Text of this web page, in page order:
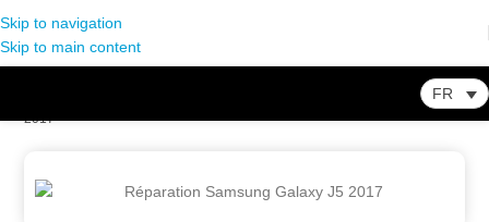
Skip to navigation
Skip to main content
FR
Réparation Samsung Galaxy J5
2017